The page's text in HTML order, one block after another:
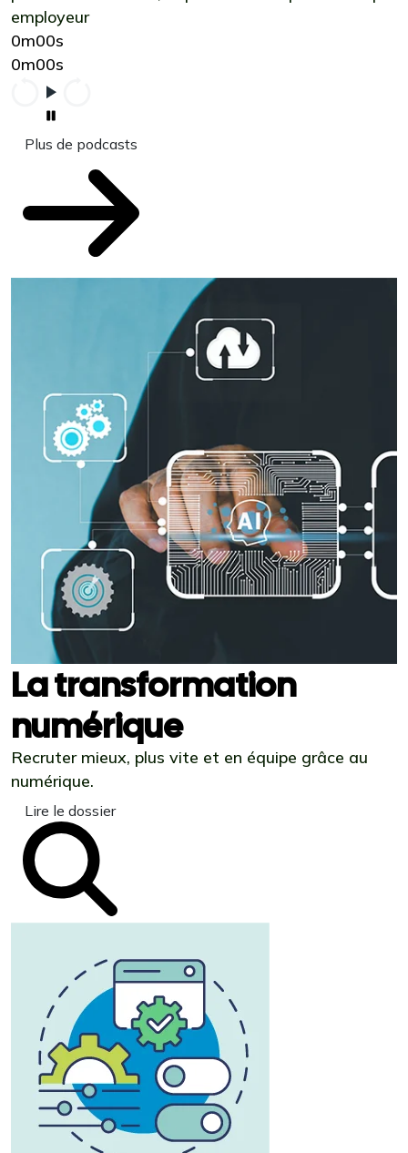
employeur
0m00s
0m00s
Plus de podcasts
La transformation
numérique
Recruter mieux, plus vite et en équipe grâce au
numérique.
Lire le dossier